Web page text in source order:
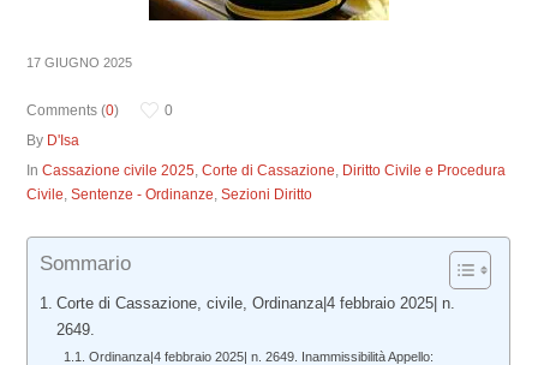
17 GIUGNO 2025
Comments (0)
0
By D'Isa
InCassazione civile 2025,Corte di Cassazione, Diritto Civile e Procedura
Civile,Sentenze - Ordinanze,Sezioni Diritto
Sommario
Corte di Cassazione, civile, Ordinanza|4 febbraio 2025| n.
2649.
Ordinanza|4 febbraio 2025| n. 2649. Inammissibilità Appello: